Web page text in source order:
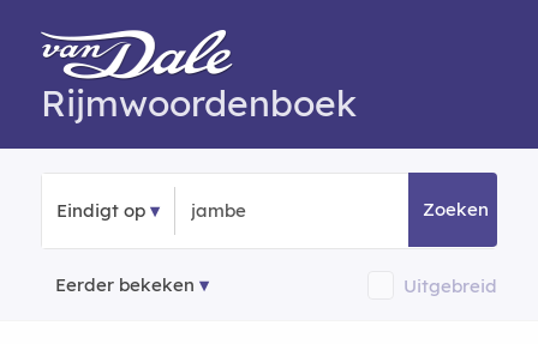
Rijmwoordenboek
Eindigt op Zoeken
Eerder bekeken Uitgebreid